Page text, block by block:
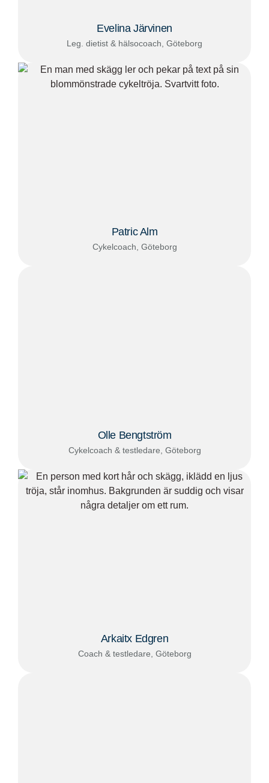
Evelina Järvinen
Leg. dietist & hälsocoach, Göteborg
Patric Alm
Cykelcoach, Göteborg
Olle Bengtström
Cykelcoach & testledare, Göteborg
Arkaitx Edgren
Coach & testledare, Göteborg